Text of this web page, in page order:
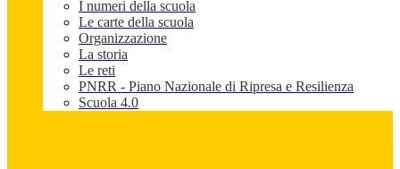
I numeri della scuola
Le carte della scuola
Organizzazione
La storia
Le reti
PNRR - Piano Nazionale di Ripresa e Resilienza
Scuola 4.0